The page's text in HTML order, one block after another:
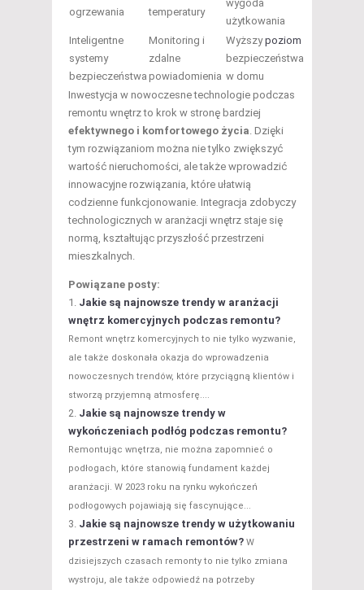
ogrzewania
temperatury
wygoda
użytkowania
Inteligentne
systemy
bezpieczeństwa
Monitoring i
zdalne
powiadomienia
Wyższypoziom
bezpieczeństwa
w domu
Inwestycja w nowoczesne technologie podczas
remontu wnętrz to krok w stronę bardziej
efektywnego i komfortowego życia. Dzięki
tym rozwiązaniom można nie tylko zwiększyć
wartość nieruchomości, ale także wprowadzić
innowacyjne rozwiązania, które ułatwią
codzienne funkcjonowanie. Integracja zdobyczy
technologicznych w aranżacji wnętrz staje się
normą, kształtując przyszłość przestrzeni
mieszkalnych.
Powiązane posty:
Jakie są najnowsze trendy w aranżacji
wnętrz komercyjnych podczas remontu?
Remont wnętrz komercyjnych to nie tylko wyzwanie,
ale także doskonała okazja do wprowadzenia
nowoczesnych trendów, które przyciągną klientów i
stworzą przyjemną atmosferę....
Jakie są najnowsze trendy w
wykończeniach podłóg podczas remontu?
Remontując wnętrza, nie można zapomnieć o
podłogach, które stanowią fundament każdej
aranżacji. W 2023 roku na rynku wykończeń
podłogowych pojawiają się fascynujące...
Jakie są najnowsze trendy w użytkowaniu
przestrzeni w ramach remontów? W
dzisiejszych czasach remonty to nie tylko zmiana
wystroju, ale także odpowiedź na potrzeby